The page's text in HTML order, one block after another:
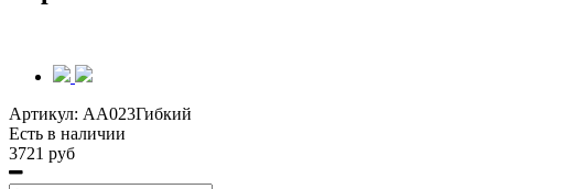
Артикул: AA023Гибкий
Есть в наличии
3721 руб